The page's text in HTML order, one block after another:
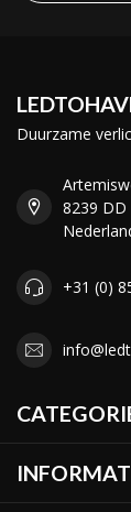
Duurzame
8239 DD
+31 (0)